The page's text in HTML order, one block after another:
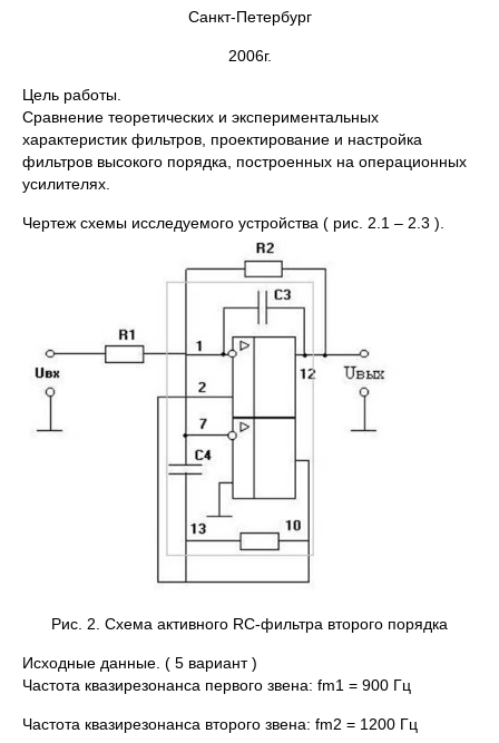
Санкт-Петербург
2006г.
Цель работы.
Сравнение теоретических и экспериментальных
характеристик фильтров, проектирование и настройка
фильтров высокого порядка, построенных на операционных
усилителях.
Чертеж схемы исследуемого устройства ( рис. 2.1 – 2.3 ).
Рис. 2. Схема активного RC-фильтра второго порядка
Исходные данные. ( 5 вариант )
Частота квазирезонанса первого звена: fm1 = 900 Гц
Частота квазирезонанса второго звена: fm2 = 1200 Гц